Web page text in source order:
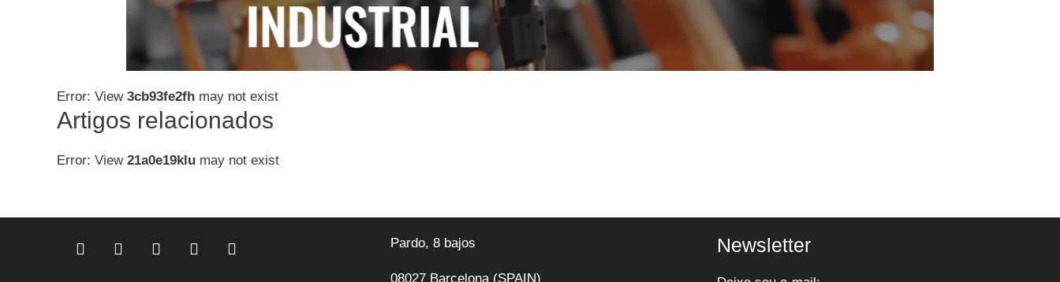
Error: View 3cb93fe2fh may not exist
Artigos relacionados
Error: View 21a0e19klu may not exist
Pardo, 8 bajos
08027 Barcelona (SPAIN)
Newsletter